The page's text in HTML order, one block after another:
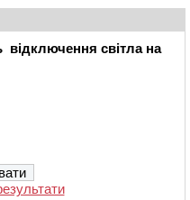
світла на